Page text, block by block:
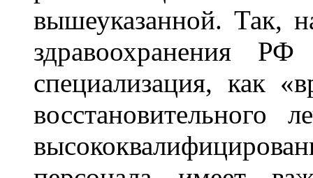
вышеуказанной. Так,
здравоохранения РФ
специализация, как
восстановительного